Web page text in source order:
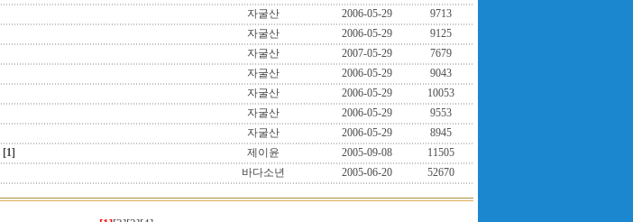
자굴산 2006-05-29
9713
자굴산 2006-05-29
9125
자굴산 2007-05-29
7679
자굴산 2006-05-29
9043
자굴산 2006-05-29
10053
자굴산 2006-05-29
9553
자굴산 2006-05-29
8945
[1] 제이윤 2005-09-08
11505
바다소년 2005-06-20 52670